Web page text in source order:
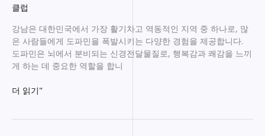
클럽
강남은 대한민국에서 가장 활기차고 역동적인 지역 중 하나로, 많
은 사람들에게 도파민을 폭발시키는 다양한 경험을 제공합니다.
도파민은 뇌에서 분비되는 신경전달물질로, 행복감과 쾌감을 느끼
게 하는 데 중요한 역할을 합니
강
더 읽기"